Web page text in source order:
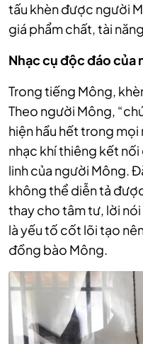
tấu khèn được người
giá phẩm chất, tài
Nhạc cụ độc đáo của
Trong tiếng Mông,
Theo người Mông,
hiện hầu hết trong mọi
nhạc khí thiêng kết
linh của người Mông.
không thể diễn tả
thay cho tâm tư, lời
là yếu tố cốt lõi tạo
đồng bào Mông.